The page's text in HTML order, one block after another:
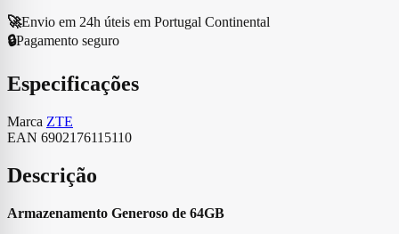
🚀Envio em 24h úteis em Portugal Continental
🔒Pagamento seguro
Especificações
Marca ZTE
EAN 6902176115110
Descrição
Armazenamento Generoso de 64GB